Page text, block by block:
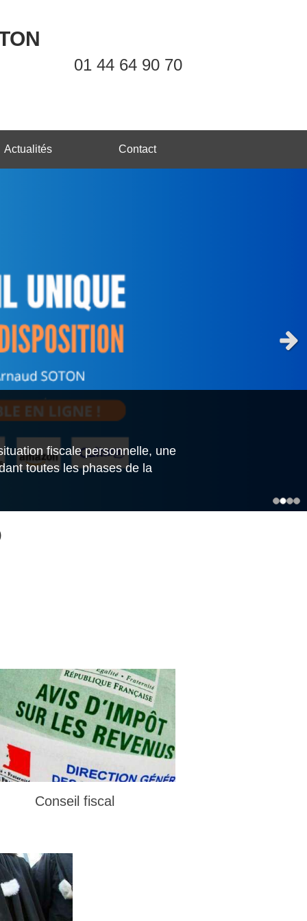
01 44 64 90 70
Actualités Contact
fiscale personnelle, une
toutes les phases de la
Conseil fiscal